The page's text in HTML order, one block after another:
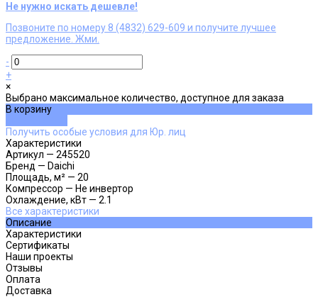
Не нужно искать дешевле!
Позвоните по номеру 8 (4832) 629-609 и получите лучшее
предложение. Жми.
-
+
×
Выбрано максимальное количество, доступное для заказа
В корзину
Получить особые условия для Юр. лиц
Характеристики
Артикул — 245520
Бренд — Daichi
Площадь, м² — 20
Компрессор — Не инвертор
Охлаждение, кВт — 2.1
Все характеристики
Описание
Характеристики
Сертификаты
Наши проекты
Отзывы
Оплата
Доставка